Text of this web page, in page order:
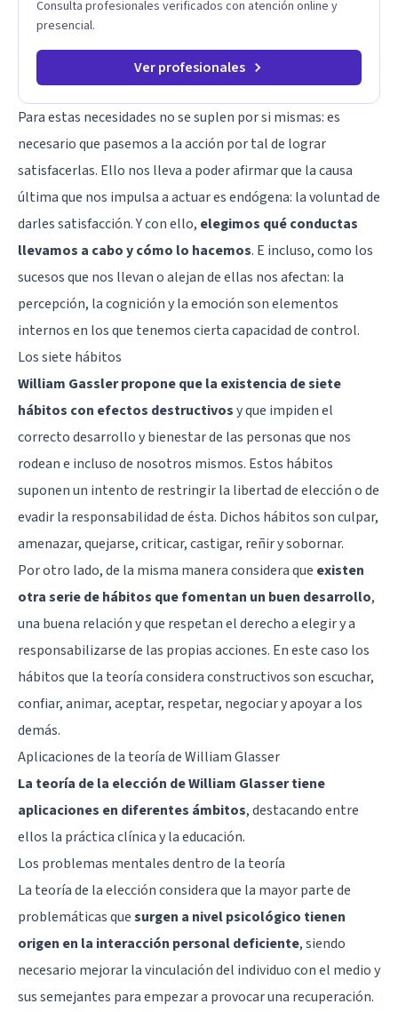
Consulta profesionales verificados con atención online y
presencial.
Ver profesionales
Para estas necesidades no se suplen por si mismas: es
necesario que pasemos a la acción por tal de lograr
satisfacerlas. Ello nos lleva a poder afirmar que la causa
última que nos impulsa a actuar es endógena: la voluntad de
darles satisfacción. Y con ello, elegimos qué conductas
llevamos a cabo y cómo lo hacemos. E incluso, como los
sucesos que nos llevan o alejan de ellas nos afectan: la
percepción, la cognición y la emoción son elementos
internos en los que tenemos cierta capacidad de control.
Los siete hábitos
William Gassler propone que la existencia de siete
hábitos con efectos destructivosy que impiden el
correcto desarrollo y bienestar de las personas que nos
rodean e incluso de nosotros mismos. Estos hábitos
suponen un intento de restringir la libertad de elección o de
evadir la responsabilidad de ésta. Dichos hábitos son culpar,
amenazar, quejarse, criticar, castigar, reñir y sobornar.
Por otro lado, de la misma manera considera que existen
otra serie de hábitos que fomentan un buen desarrollo,
una buena relación y que respetan el derecho a elegir y a
responsabilizarse de las propias acciones. En este caso los
hábitos que la teoría considera constructivos son escuchar,
confiar, animar, aceptar, respetar, negociar y apoyar a los
demás.
Aplicaciones de la teoría de William Glasser
La teoría de la elección de William Glasser tiene
aplicaciones en diferentes ámbitos, destacando entre
ellos la práctica clínica y la educación.
Los problemas mentales dentro de la teoría
La teoría de la elección considera que la mayor parte de
problemáticas quesurgen a nivel psicológico tienen
origen en la interacción personal deficiente, siendo
necesario mejorar la vinculación del individuo con el medio y
sus semejantes para empezar a provocar una recuperación.